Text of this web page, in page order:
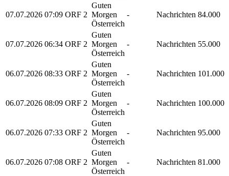
07.07.2026 07:09 ORF 2
Guten
Morgen
Österreich
- Nachrichten 84.000
07.07.2026 06:34 ORF 2
Guten
Morgen
Österreich
- Nachrichten 55.000
06.07.2026 08:33 ORF 2
Guten
Morgen
Österreich
- Nachrichten 101.000
06.07.2026 08:09 ORF 2
Guten
Morgen
Österreich
- Nachrichten 100.000
06.07.2026 07:33 ORF 2
Guten
Morgen
Österreich
- Nachrichten 95.000
06.07.2026 07:08 ORF 2
Guten
Morgen
Österreich
- Nachrichten 81.000